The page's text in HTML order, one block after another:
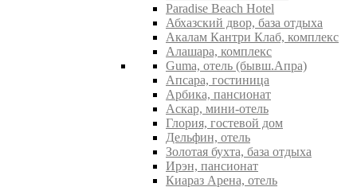
Paradise Beach Hotel
Абхазский двор, база отдыха
Акалам Кантри Клаб, комплекс
Алашара, комплекс
Guma, отель (бывш.Апра)
Апсара, гостиница
Арбика, пансионат
Аскар, мини-отель
Глория, гостевой дом
Дельфин, отель
Золотая бухта, база отдыха
Ирэн, пансионат
Киараз Арена, отель